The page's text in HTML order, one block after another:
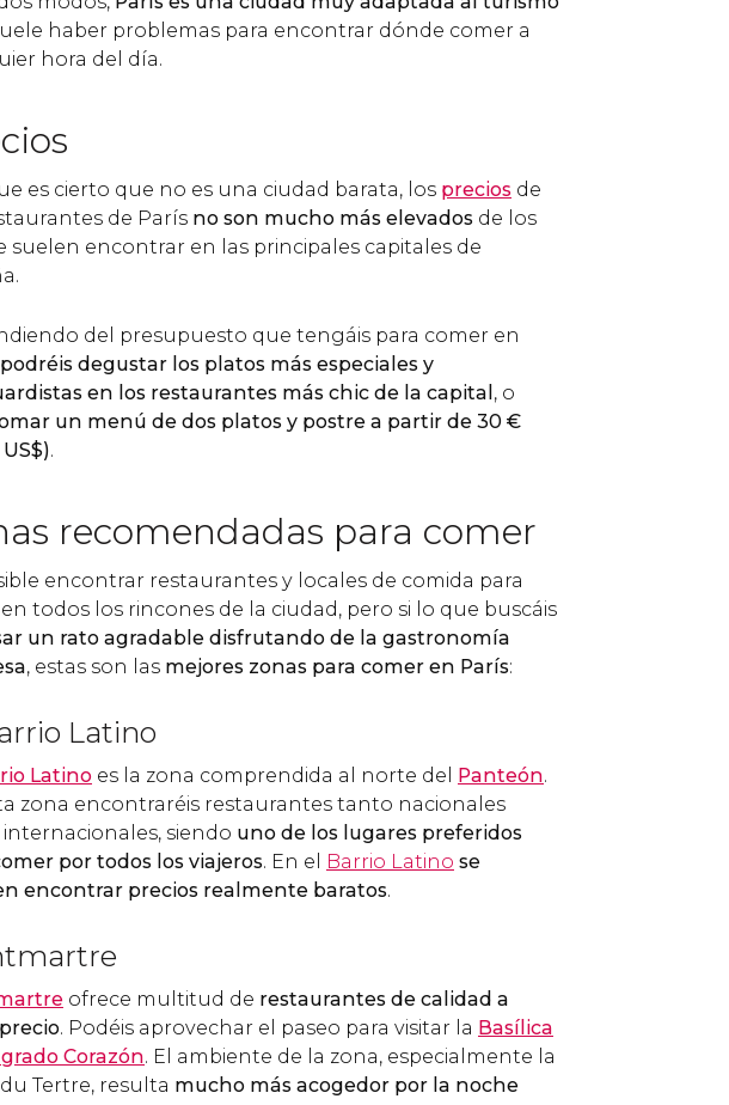
haber problemas para encontrar dónde comer a
hora del día.
es cierto que no es una ciudad barata, los precios de
de París no son mucho más elevados de los
suelen encontrar en las principales capitales de
del presupuesto que tengáis para comer en
podréis degustar los platos más especiales y
en los restaurantes más chic de la capital , o
un menú de dos platos y postre a partir de 30 €
US$).
recomendadas para comer
encontrar restaurantes y locales de comida para
en todos los rincones de la ciudad, pero si lo que buscáis
un rato agradable disfrutando de la gastronomía
, estas son las mejores zonas para comer en París:
Latino
Latino es la zona comprendida al norte del Panteón.
zona encontraréis restaurantes tanto nacionales
siendo uno de los lugares preferidos
por todos los viajeros. En el Barrio Latino se
encontrar precios realmente baratos.
ofrece multitud de restaurantes de calidad a
. Podéis aprovechar el paseo para visitar la Basílica
Corazón. El ambiente de la zona, especialmente la
Tertre, resulta mucho más acogedor por la noche